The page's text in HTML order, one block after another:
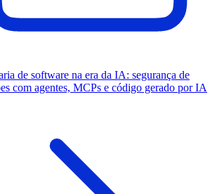
de software na era da IA: segurança de
com agentes, MCPs e código gerado por IA